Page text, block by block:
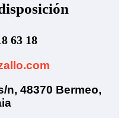
63 18
n, 48370 Bermeo,